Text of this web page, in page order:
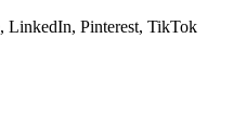
LinkedIn, Pinterest, TikTok